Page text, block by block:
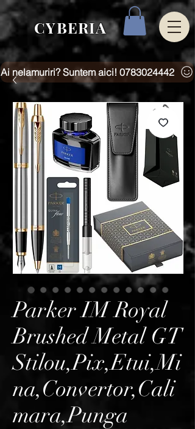
CYBERIA
Ai nelamuriri? Suntem aici! 0783024442
Parker IM Royal
Brushed Metal GT
Stilou,Pix,Etui,Mi
na,Convertor,Cali
mara,Punga